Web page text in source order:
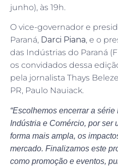
junho), às 19h.
O vice-governador e
Paraná, Darci Piana, e o
das Indústrias do Paraná
os convidados dessa
pela jornalista Thays
PR, Paulo Nauiack.
“Escolhemos encerrar a
Indústria e Comércio, por ser
forma mais ampla, os
mercado. Finalizamos este
como promoção e eventos,